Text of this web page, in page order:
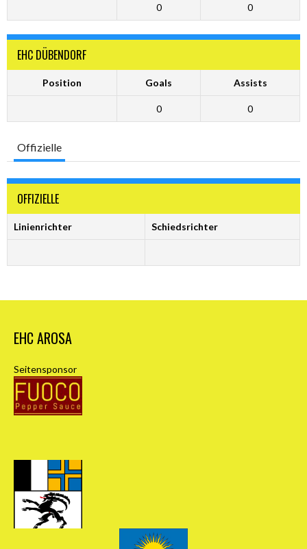
0 0
EHC DÜBENDORF
Position Goals Assists
0 0
Offizielle
OFFIZIELLE
Linienrichter Schiedsrichter
EHC AROSA
Seitensponsor